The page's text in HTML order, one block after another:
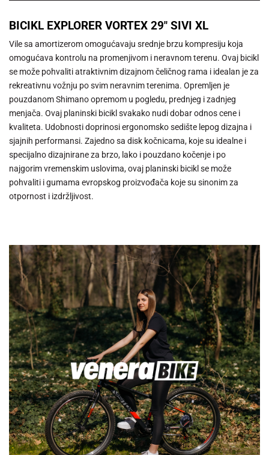
BICIKL EXPLORER VORTEX 29" SIVI XL
Vile sa amortizerom omogućavaju srednje brzu kompresiju koja
omogućava kontrolu na promenjivom i neravnom terenu. Ovaj bicikl
se može pohvaliti atraktivnim dizajnom čeličnog rama i idealan je za
rekreativnu vožnju po svim neravnim terenima. Opremljen je
pouzdanom Shimano opremom u pogledu, prednjeg i zadnjeg
menjača. Ovaj planinski bicikl svakako nudi dobar odnos cene i
kvaliteta. Udobnosti doprinosi ergonomsko sedište lepog dizajna i
sjajnih performansi. Zajedno sa disk kočnicama, koje su idealne i
specijalno dizajnirane za brzo, lako i pouzdano kočenje i po
najgorim vremenskim uslovima, ovaj planinski bicikl se može
pohvaliti i gumama evropskog proizvođača koje su sinonim za
otpornost i izdržljivost.